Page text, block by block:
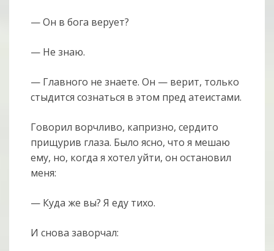
— Он в бога верует?
— Не знаю.
— Главного не знаете. Он — верит, только
стыдится сознаться в этом пред атеистами.
Говорил ворчливо, капризно, сердито
прищурив глаза. Было ясно, что я мешаю
ему, но, когда я хотел уйти, он остановил
меня:
— Куда же вы? Я еду тихо.
И снова заворчал: